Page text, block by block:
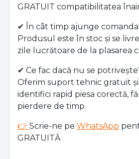
GRATUIT compatibilitatea
✔ În cât timp ajunge
Produsul este în stoc și se
zile lucrătoare de la plasarea
✔ Ce fac dacă nu se
Oferim suport tehnic gratuit
identifici rapid piesa corectă,
pierdere de timp.
👉 Scrie-ne pe WhatsApp
GRATUITĂ